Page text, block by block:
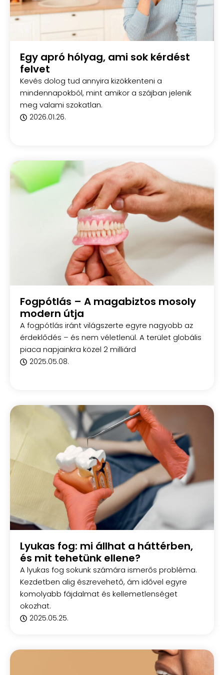
Egy apró hólyag, ami sok kérdést
felvet
Kevés dolog tud annyira kizökkenteni a
mindennapokból, mint amikor a szájban jelenik
meg valami szokatlan.
2026.01.26.
Fogpótlás – A magabiztos mosoly
modern útja
A fogpótlás iránt világszerte egyre nagyobb az
érdeklődés – és nem véletlenül. A terület globális
piaca napjainkra közel 2 milliárd
2025.05.08.
Lyukas fog: mi állhat a háttérben,
és mit tehetünk ellene?
A lyukas fog sokunk számára ismerős probléma.
Kezdetben alig észrevehető, ám idővel egyre
komolyabb fájdalmat és kellemetlenséget
okozhat.
2025.05.25.